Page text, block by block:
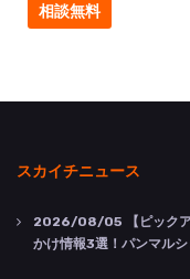
相談無料
スカイチニュース
2026/08/05 【ピック
かけ情報3選！パンマル